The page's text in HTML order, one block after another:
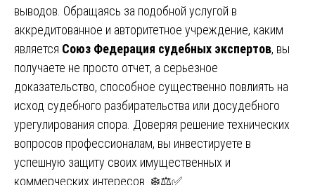
выводов. Обращаясь за подобной услугой в
аккредитованное и авторитетное учреждение, каким
является Союз Федерация судебных экспертов, вы
получаете не просто отчет, а серьезное
доказательство, способное существенно повлиять на
исход судебного разбирательства или досудебного
урегулирования спора. Доверяя решение технических
вопросов профессионалам, вы инвестируете в
успешную защиту своих имущественных и
коммерческих интересов. ❄️⚖️✅